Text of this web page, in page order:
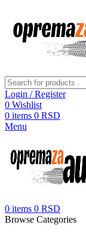
Login / Register
0 Wishlist
0 items 0 RSD
Menu
0 items 0 RSD
Browse Categories